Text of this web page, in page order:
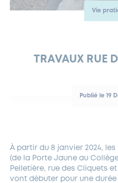
LOCATION DE SALLES
FERMETURES
DÉVELOPPEMENT DURABLE
PARCS ET SQUARES DE LA
DEMANDE D’ABATTAGE
Vie
TRAVAUX RUE
Publié le 19
À partir du 8 janvier 2024,
(de la Porte Jaune au
Pelletière, rue des Cliquets
vont débuter pour une durée